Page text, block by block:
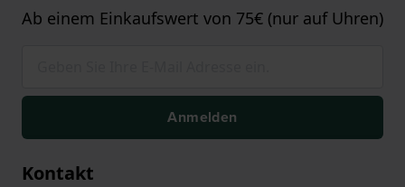
Ab einem Einkaufswert von 75€ (nur auf Uhren)
Anmelden
Kontakt